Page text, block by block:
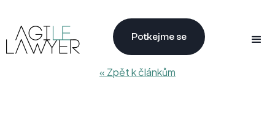
Potkejme se
« Zpět k článkům